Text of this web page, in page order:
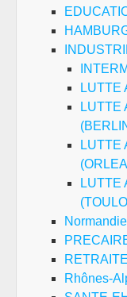
LUTTE
LUTTE
LUTTE
LUTTE
Normandie
Rhônes-